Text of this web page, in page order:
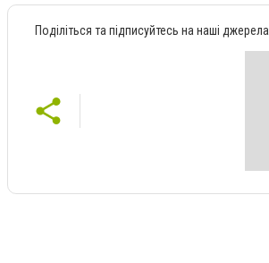
Поділіться та підписуйтесь на наші джерела